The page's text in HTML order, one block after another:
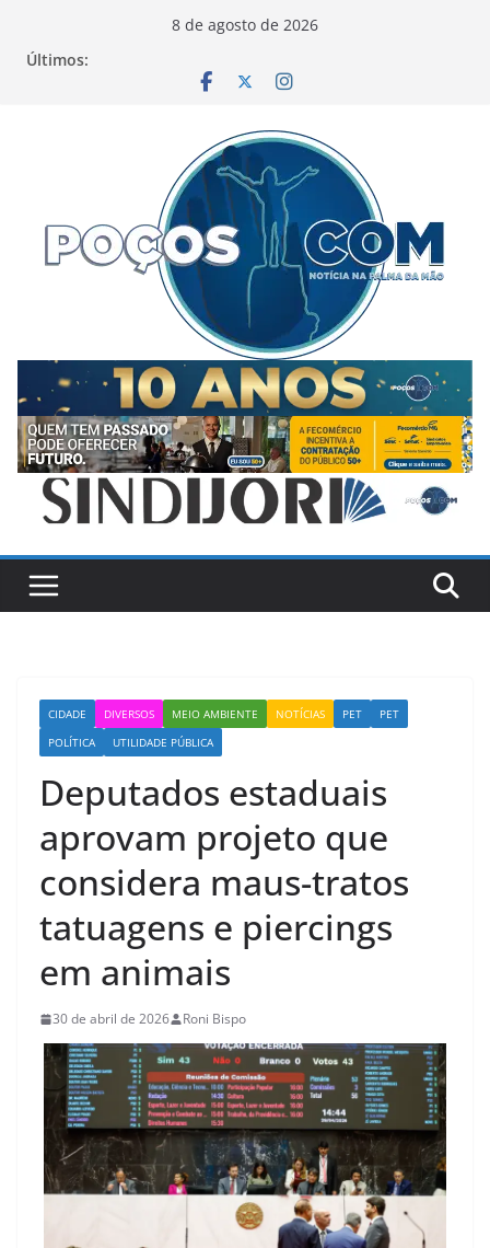
8 de agosto de 2026
Últimos:
CIDADE DIVERSOS MEIO AMBIENTE NOTÍCIAS PET
PET
POLÍTICA
UTILIDADE PÚBLICA
Deputados estaduais
aprovam projeto que
considera maus-tratos
tatuagens e piercings
em animais
30 de abril de 2026 Roni Bispo